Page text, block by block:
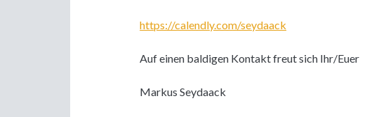
https://calendly.com/seydaack
Auf einen baldigen Kontakt freut sich Ihr/Euer
Markus Seydaack